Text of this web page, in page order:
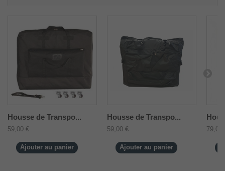
Housse de Transpo...
59,00 €
Ajouter au panier
Housse de Transpo...
59,00 €
Ajouter au panier
79,00